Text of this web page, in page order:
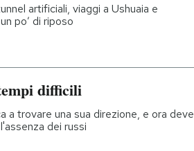
artificiali, viaggi a Ushuaia e
po’ di riposo
difficili
a trovare una sua direzione, e ora deve
dei russi